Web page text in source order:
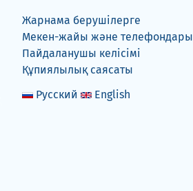
Жарнама берушілерге
Мекен-жайы және телефондары
Пайдаланушы келісімі
Құпиялылық саясаты
Русский
English